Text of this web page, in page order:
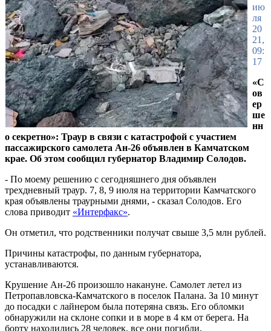
ию
ля
20
21,
09:
17
«С
ов
ер
ше
нн
о секретно»: Траур в связи с катастрофой с участием
пассажирского самолета Ан-26 объявлен в Камчатском
крае. Об этом сообщил губернатор Владимир Солодов.
- По моему решению с сегодняшнего дня объявлен
трехдневный траур. 7, 8, 9 июля на территории Камчатского
края объявлены траурными днями, - сказал Солодов. Его
слова приводит «Интерфакс».
Он отметил, что родственники получат свыше 3,5 млн рублей.
Причины катастрофы, по данным губернатора,
устанавливаются.
Крушение Ан-26 произошло накануне. Самолет летел из
Петропавловска-Камчатского в поселок Палана. За 10 минут
до посадки с лайнером была потеряна связь. Его обломки
обнаружили на склоне сопки и в море в 4 км от берега. На
борту находились 28 человек, все они погибли.